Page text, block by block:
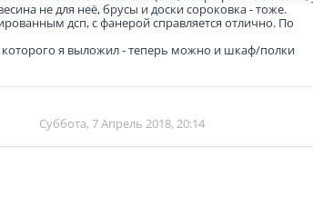
не для неё, брусы и доски сороковка - тоже.
дсп, с фанерой справляется отлично. По
я выложил - теперь можно и шкаф/полки
Суббота, 7 Апрель 2018, 20:14